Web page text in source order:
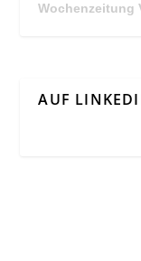
Wochenzeitung
AUF